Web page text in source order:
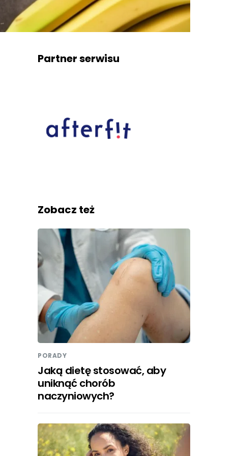
Partner serwisu
Zobacz też
PORADY
Jaką dietę stosować, aby
uniknąć chorób
naczyniowych?